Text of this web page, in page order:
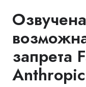
запрета
Anthropic